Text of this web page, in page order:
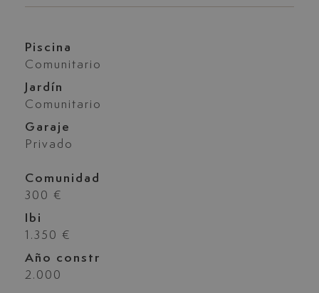
Piscina
Comunitario
Jardín
Comunitario
Garaje
Privado
Comunidad
300 €
Ibi
1.350 €
Año constr
2.000